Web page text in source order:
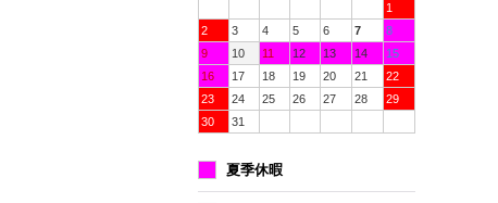
1
2
3 4 5 6 7
8
9
10 11 12 13 14
15
16
17 18 19 20 21
22
23
24 25 26 27 28
29
30
31
夏季休暇